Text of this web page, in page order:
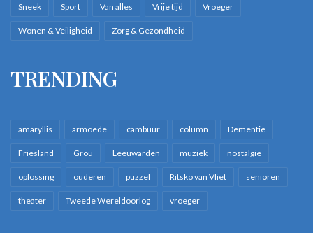
Sneek Sport Van alles Vrije tijd Vroeger
Wonen & Veiligheid Zorg & Gezondheid
TRENDING
amaryllis armoede cambuur column Dementie
Friesland Grou Leeuwarden muziek nostalgie
oplossing ouderen puzzel Ritsko van Vliet senioren
theater Tweede Wereldoorlog vroeger